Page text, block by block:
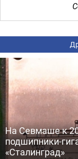
На Севмаше к
подшипники-
«Сталинград»